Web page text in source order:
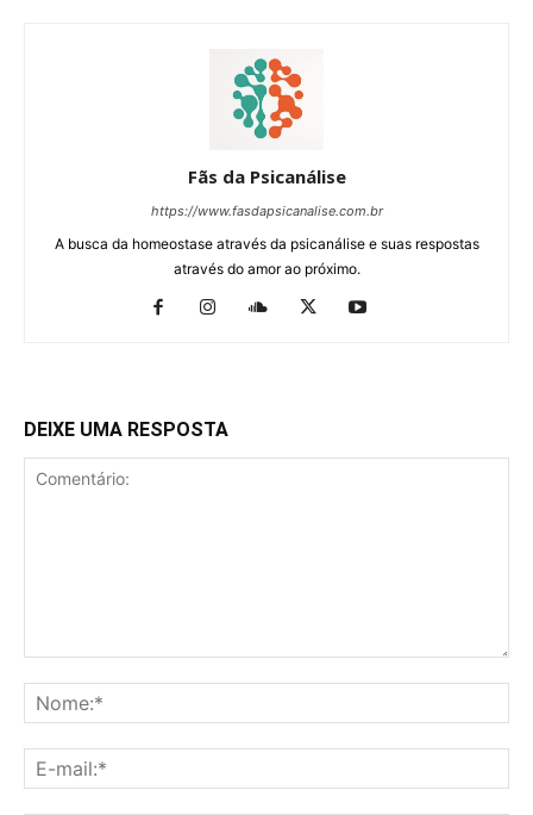
Fãs da Psicanálise
https://www.fasdapsicanalise.com.br
A busca da homeostase através da psicanálise e suas respostas
através do amor ao próximo.
DEIXE UMA RESPOSTA